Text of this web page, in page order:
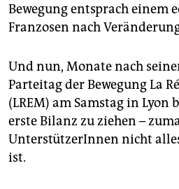
Bewegung entsprach einem
Franzosen nach
Und nun, Monate nach
Parteitag der Bewegung La
(LREM) am Samstag in Lyon
erste Bilanz zu ziehen –
UnterstützerInnen nicht
ist.